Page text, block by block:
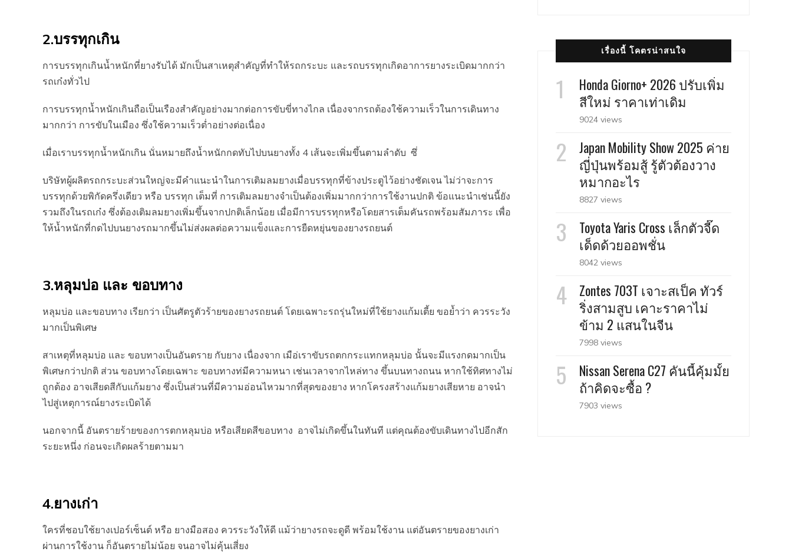
2.บรรทุกเกิน
การบรรทุกเกินน้ำหนักที่ยางรับได้ มักเป็นสาเหตุสำคัญที่ทำให้รถกระบะ และรถบรรทุกเกิดอาการยางระเบิดมากกว่า
รถเก๋งทั่วไป
การบรรทุกน้ำหนักเกินถือเป็นเรืองสำคัญอย่างมากต่อการขับขี่ทางไกล เนื่องจากรถต้องใช้ความเร็วในการเดินทาง
มากกว่า การขับในเมือง ซึ่งใช้ความเร็วต่ำอย่างต่อเนื่อง
เมื่อเราบรรทุกน้ำหนักเกิน นั่นหมายถึงน้ำหนักกดทับไปบนยางทั้ง 4 เส้นจะเพิ่มขึ้นตามลำดับ ซึ่
บริษัทผู้ผลิตรถกระบะส่วนใหญ่จะมีคำแนะนำในการเติมลมยางเมื่อบรรทุกที่ข้างประตูไว้อย่างชัดเจน ไม่ว่าจะการ
บรรทุกด้วยพิกัดครึ่งเดียว หรือ บรรทุก เต็มที่ การเติมลมยางจำเป็นต้องเพิ่มมากกว่าการใช้งานปกติ ข้อแนะนำเช่นนี้ยัง
รวมถึงในรถเก๋ง ซึ่งต้องเติมลมยางเพิ่มขึ้นจากปกติเล็กน้อย เมื่อมีการบรรทุกหรือโดยสารเต็มคันรถพร้อมสัมภาระ เพื่อ
ให้น้ำหนักที่กดไปบนยางรถมากขึ้นไม่ส่งผลต่อความแข็งและการยืดหยุ่นของยางรถยนต์
3.หลุมบ่อ และ ขอบทาง
หลุมบ่อ และขอบทาง เรียกว่า เป็นศัตรูตัวร้ายของยางรถยนต์ โดยเฉพาะรถรุ่นใหม่ที่ใช้ยางแก้มเตี้ย ขอย้ำว่า ควรระวัง
มากเป็นพิเศษ
สาเหตุที่หลุมบ่อ และ ขอบทางเป็นอันตราย กับยาง เนื่องจาก เมือ่เราขับรถตกกระแทกหลุมบ่อ นั้นจะมีแรงกดมากเป็น
พิเศษกว่าปกติ ส่วน ขอบทางโดยเฉพาะ ขอบทางท่มีความหนา เช่นเวลาจากไหล่ทาง ขึ้นบนทางถนน หากใช้ทิศทางไม่
ถูกต้อง อาจเสียดสีกับแก้มยาง ซึ่งเป็นส่วนที่มีความอ่อนไหวมากที่สุดของยาง หากโครงสร้างแก้มยางเสียหาย อาจนำ
ไปสู่เหตุการณ์ยางระเบิดได้
นอกจากนี้ อันตรายร้ายของการตกหลุมบ่อ หรือเสียดสีขอบทาง อาจไม่เกิดขึ้นในทันที แต่คุณต้องขับเดินทางไปอีกสัก
ระยะหนึ่ง ก่อนจะเกิดผลร้ายตามมา
4.ยางเก่า
ใครที่ชอบใช้ยางเปอร์เซ็นต์ หรือ ยางมือสอง ควรระวังให้ดี แม้ว่ายางรถจะดูดี พร้อมใช้งาน แต่อันตรายของยางเก่า
ผ่านการใช้งาน ก็อันตรายไม่น้อย จนอาจไม่คุ้นเสี่ยง
เรื่องนี้ โคตรน่าสนใจ
Honda Giorno+ 2026 ปรับเพิ่ม
สีใหม่ ราคาเท่าเดิม
9024 views
Japan Mobility Show 2025 ค่าย
ญี่ปุ่นพร้อมสู้ รู้ตัวต้องวาง
หมากอะไร
8827 views
Toyota Yaris Cross เล็กตัวจี๊ด
เด็ดด้วยออพชั่น
8042 views
Zontes 703T เจาะสเป็ค ทัวร์
ริ่งสามสูบ เคาะราคาไม่
ข้าม 2 แสนในจีน
7998 views
Nissan Serena C27 คันนี้คุ้มมั้ย
ถ้าคิดจะซื้อ ?
7903 views